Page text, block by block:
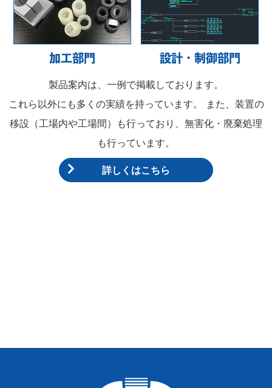
加工部門 設計・制御部門
製品案内は、一例で掲載しております。
これら以外にも多くの実績を持っています。 また、装置の
移設（工場内や工場間）も行っており、無害化・廃棄処理
も行っています。
詳しくはこちら